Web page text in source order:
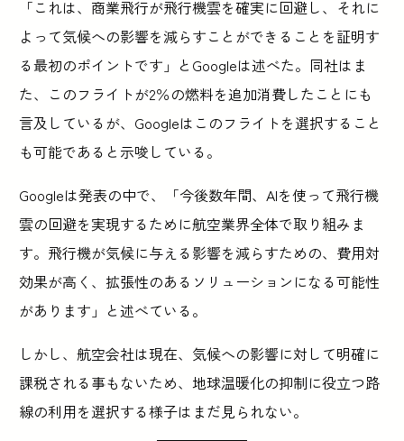
「これは、商業飛行が飛行機雲を確実に回避し、それに
よって気候への影響を減らすことができることを証明す
る最初のポイントです」とGoogleは述べた。同社はま
た、このフライトが2％の燃料を追加消費したことにも
言及しているが、Googleはこのフライトを選択すること
も可能であると示唆している。
Googleは発表の中で、「今後数年間、AIを使って飛行機
雲の回避を実現するために航空業界全体で取り組みま
す。飛行機が気候に与える影響を減らすための、費用対
効果が高く、拡張性のあるソリューションになる可能性
があります」と述べている。
しかし、航空会社は現在、気候への影響に対して明確に
課税される事もないため、地球温暖化の抑制に役立つ路
線の利用を選択する様子はまだ見られない。